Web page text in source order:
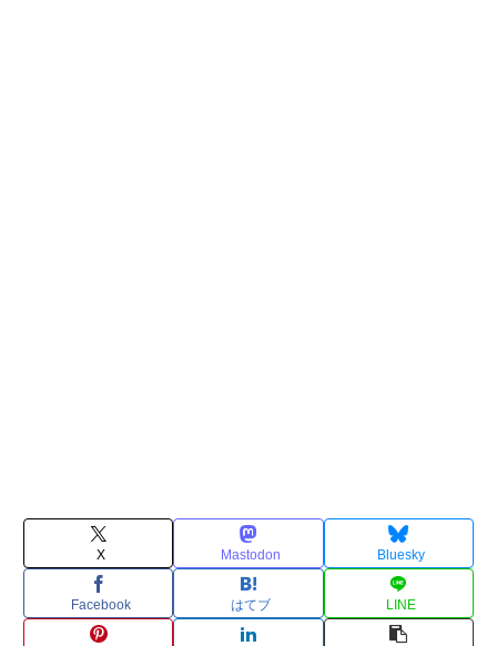
X Mastodon Bluesky
Facebook はてブ LINE